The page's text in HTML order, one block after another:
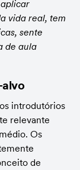
vida real, tem
sente
de aula
introdutórios
relevante
Os
de